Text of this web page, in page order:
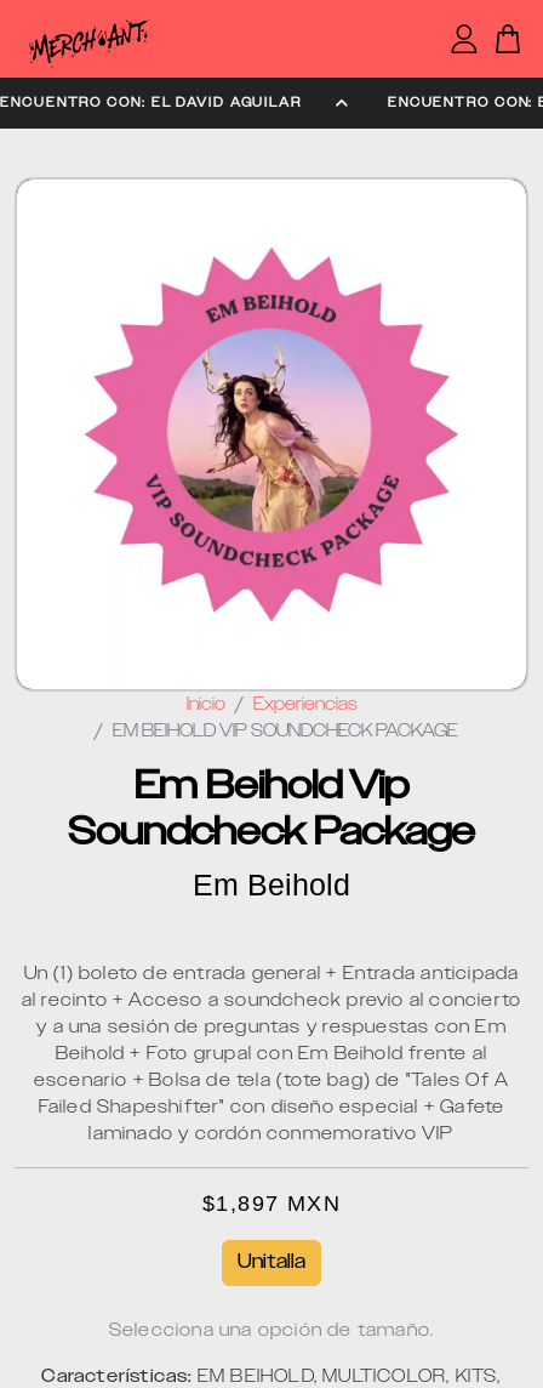
ENCUENTRO CON: EL DAVID AGUILAR ENCUENTRO
Inicio
Experiencias
EM BEIHOLD VIP SOUNDCHECK PACKAGE
Em Beihold Vip
Soundcheck Package
Em Beihold
Un (1) boleto de entrada general + Entrada anticipada
al recinto + Acceso a soundcheck previo al concierto
y a una sesión de preguntas y respuestas con Em
Beihold + Foto grupal con Em Beihold frente al
escenario + Bolsa de tela (tote bag) de "Tales Of A
Failed Shapeshifter" con diseño especial + Gafete
laminado y cordón conmemorativo VIP
$1,897 MXN
Unitalla
Selecciona una opción de tamaño.
Características: EM BEIHOLD, MULTICOLOR, KITS,